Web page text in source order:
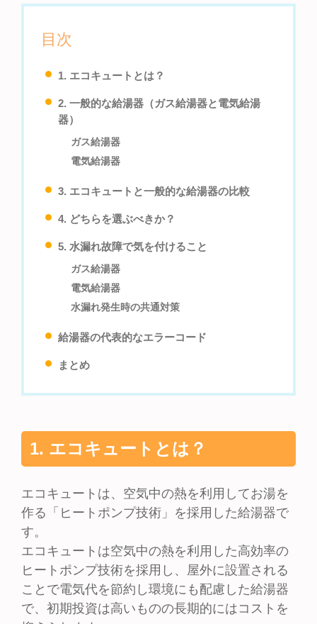
目次
1. エコキュートとは？
2. 一般的な給湯器（ガス給湯器と電気給湯
器）
ガス給湯器
電気給湯器
3. エコキュートと一般的な給湯器の比較
4. どちらを選ぶべきか？
5. 水漏れ故障で気を付けること
ガス給湯器
電気給湯器
水漏れ発生時の共通対策
給湯器の代表的なエラーコード
まとめ
1. エコキュートとは？
エコキュートは、空気中の熱を利用してお湯を
作る「ヒートポンプ技術」を採用した給湯器で
す。
エコキュートは空気中の熱を利用した高効率の
ヒートポンプ技術を採用し、屋外に設置される
ことで電気代を節約し環境にも配慮した給湯器
で、初期投資は高いものの長期的にはコストを